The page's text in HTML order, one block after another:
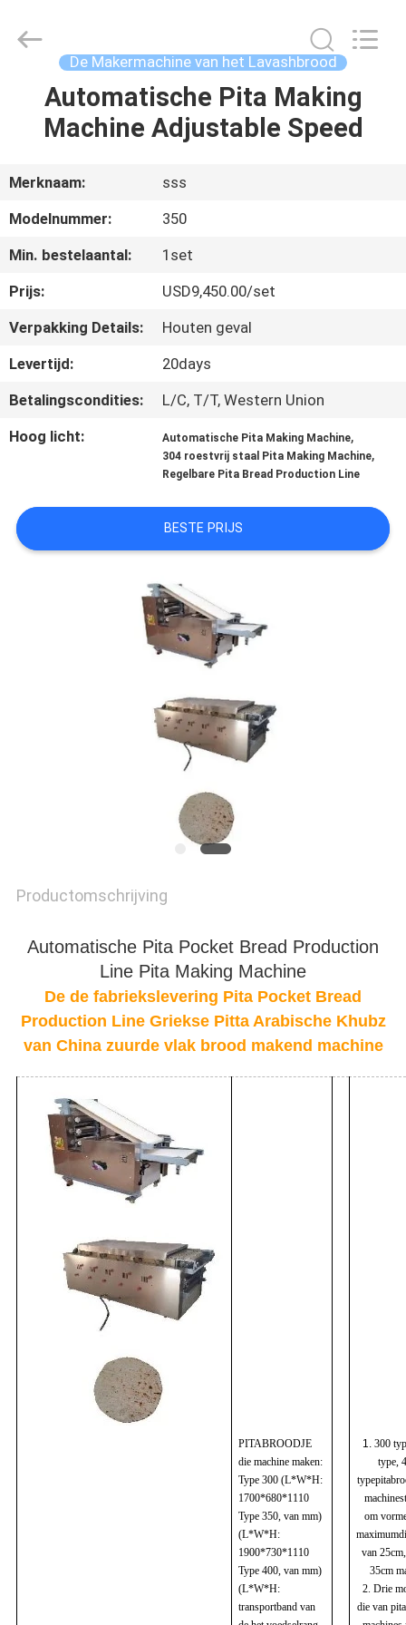
THUIS
VIDEO'S
OVER
ONS
FABRIEKSTOCHT
KWALITEITSCONTROLE
CONTACT
MET
De Makermachine van het Lavashbrood
Automatische Pita Making
Machine Adjustable Speed
Merknaam:
sss
Modelnummer:
350
Min. bestelaantal:
1set
Prijs:
USD9,450.00/set
Verpakking Details:
Houten geval
Levertijd:
20days
Betalingscondities:
L/C, T/T, Western Union
Hoog licht:
Automatische Pita Making Machine,
304 roestvrij staal Pita Making Machine,
Regelbare Pita Bread Production Line
BESTE PRIJS
Productomschrijving
Automatische Pita Pocket Bread Production
Line Pita Making Machine
De de fabriekslevering Pita Pocket Bread
Production Line Griekse Pitta Arabische Khubz
van China zuurde vlak brood makend machine
PITABROODJE
die machine maken:
Type 300 (L*W*H:
1700*680*1110
Type 350, van mm)
(L*W*H:
1900*730*1110
Type 400, van mm)
(L*W*H:
transportband van
1.300
type,
om
van
35cm
2. Drie
die van